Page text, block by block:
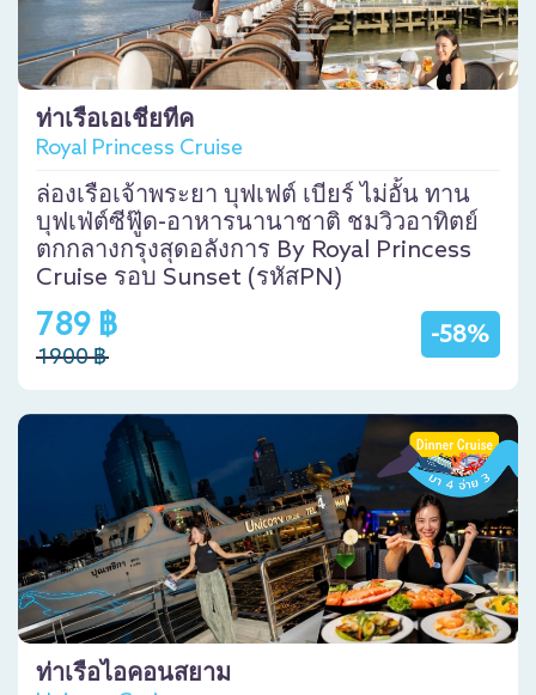
ท่าเรือเอเชียทีค
Royal Princess Cruise
ล่องเรือเจ้าพระยา บุฟเฟต์ เบียร์ ไม่อั้น ทาน
บุฟเฟ่ต์ซีฟู๊ด-อาหารนานาชาติ ชมวิวอาทิตย์
ตกกลางกรุงสุดอลังการ By Royal Princess
Cruise รอบ Sunset (รหัสPN)
-58%
789 ฿
1900 ฿
ท่าเรือไอคอนสยาม